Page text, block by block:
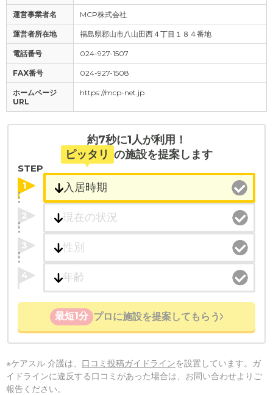
運営事業者名 MCP株式会社
運営者所在地 福島県郡山市八山田西４丁目１８４番地
電話番号 024-927-1507
FAX番号 024-927-1508
ホームページ
URL
https://mcp-net.jp
約7秒に1人が利用！
ピッタリ の施設を提案します
STEP
1
2
3
4
最短1分 プロに施設を提案してもらう
※ケアスル 介護は、 口コミ投稿ガイドラインを設置しています。ガ
イドラインに違反する口コミがあった場合は、お問い合わせよりご
報告ください。